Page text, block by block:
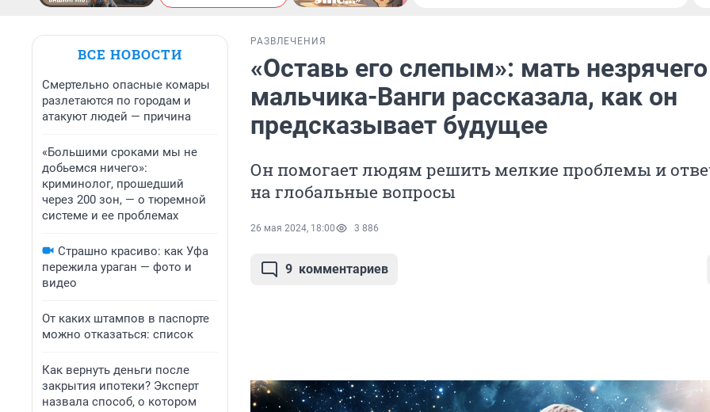
ВСЕ НОВОСТИ
Смертельно опасные комары
разлетаются по городам и
атакуют людей — причина
«Большими сроками мы не
добьемся ничего»:
криминолог, прошедший
через 200 зон, — о тюремной
системе и ее проблемах
Страшно красиво: как Уфа
пережила ураган — фото и
видео
От каких штампов в паспорте
можно отказаться: список
Как вернуть деньги после
закрытия ипотеки? Эксперт
назвала способ, о котором
РАЗВЛЕЧЕНИЯ
«Оставь его слепым»: мать незрячего
мальчика-Ванги рассказала, как он
предсказывает будущее
Он помогает людям решить мелкие проблемы и
на глобальные вопросы
26 мая 2024, 18:00 3 886
9 комментариев